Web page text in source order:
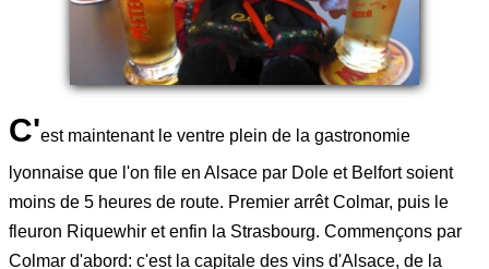
C'est maintenant le ventre plein de la gastronomie
lyonnaise que l'on file en Alsace par Dole et Belfort soient
moins de 5 heures de route. Premier arrêt Colmar, puis le
fleuron Riquewhir et enfin la Strasbourg. Commençons par
Colmar d'abord: c'est la capitale des vins d'Alsace, de la